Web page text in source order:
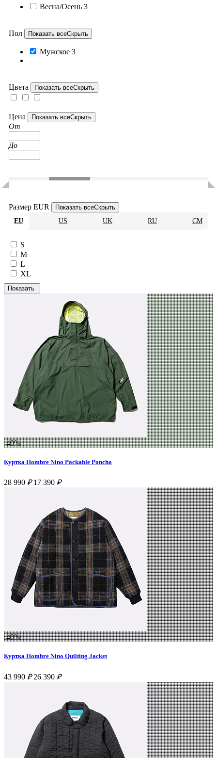
Весна/Осень 3
Пол Показать всеСкрыть
Мужское 3
Цвета Показать всеСкрыть
Цена Показать всеСкрыть
От
До
Размер EUR Показать всеСкрыть
EU
US UK RU CM
S
M
L
XL
-40%
Куртка Hombre Nino Packable Poncho
28 990 ₽ 17 390 ₽
-40%
Куртка Hombre Nino Quilting Jacket
43 990 ₽ 26 390 ₽